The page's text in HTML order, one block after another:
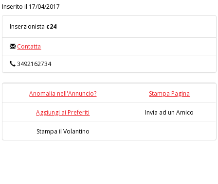
Inserito il 17/04/2017
Inserzionista c24
Contatta
3492162734
Anomalia nell'Annuncio? Stampa Pagina
Aggiungi ai Preferiti Invia ad un Amico
Stampa il Volantino